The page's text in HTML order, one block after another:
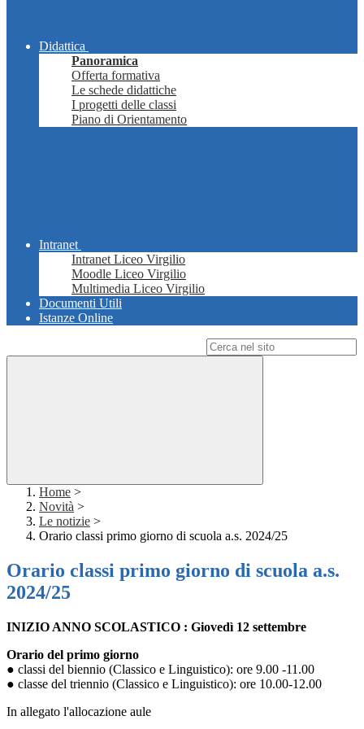
Didattica
Panoramica
Offerta formativa
Le schede didattiche
I progetti delle classi
Piano di Orientamento
Intranet
Intranet Liceo Virgilio
Moodle Liceo Virgilio
Multimedia Liceo Virgilio
Documenti Utili
Istanze Online
Home >
Novità >
Le notizie >
Orario classi primo giorno di scuola a.s. 2024/25
Orario classi primo giorno di scuola a.s.
2024/25
INIZIO ANNO SCOLASTICO : Giovedì 12 settembre
Orario del primo giorno
● classi del biennio (Classico e Linguistico): ore 9.00 -11.00
● classe del triennio (Classico e Linguistico): ore 10.00-12.00
In allegato l'allocazione aule